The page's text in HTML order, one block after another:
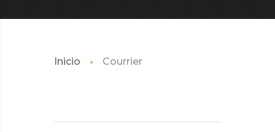
Inicio Courrier